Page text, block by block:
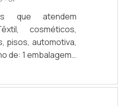
que atendem
cosméticos,
pisos, automotiva,
de: 1 embalagem -
produtos
com base em